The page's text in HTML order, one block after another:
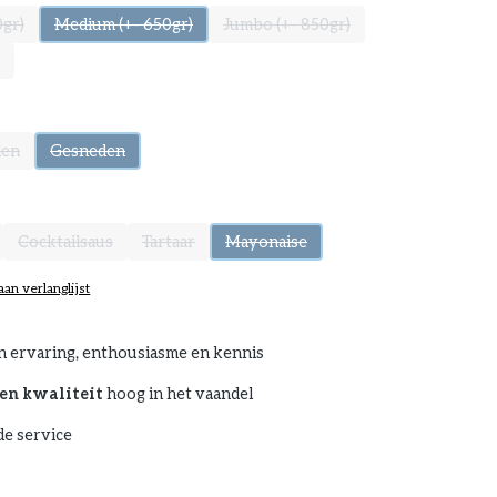
optie is momenteel niet beschikbaar.)
Medium (+- 650gr)
(Deze optie is momenteel niet beschikbaar.)
Jumbo (+- 850gr)
(Deze optie is momenteel niet
is momenteel niet beschikbaar.)
optie is momenteel niet beschikbaar.)
Gesneden
(Deze optie is momenteel niet beschikbaar.)
is momenteel niet beschikbaar.)
Cocktailsaus
(Deze optie is momenteel niet beschikbaar.)
Tartaar
(Deze optie is momenteel niet beschikbaar.)
Mayonaise
(Deze optie is momenteel niet
verlanglijst
ervaring, enthousiasme en kennis
kwaliteit hoog in het vaandel
service